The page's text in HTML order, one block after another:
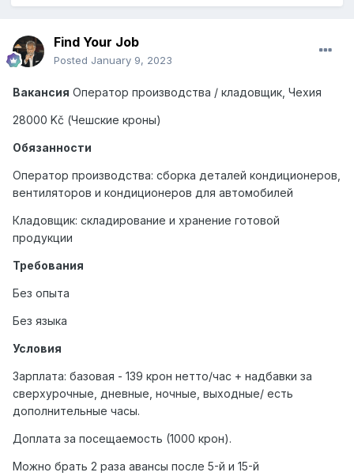
Find Your Job
Posted January 9, 2023
Вакансия Оператор производства / кладовщик, Чехия
28000 Kč (Чешские кроны)
Обязанности
Оператор производства: сборка деталей кондиционеров,
вентиляторов и кондиционеров для автомобилей
Кладовщик: складирование и хранение готовой
продукции
Требования
Без опыта
Без языка
Условия
Зарплата: базовая - 139 крон нетто/час + надбавки за
сверхурочные, дневные, ночные, выходные/ есть
дополнительные часы.
Доплата за посещаемость (1000 крон).
Можно брать 2 раза авансы после 5-й и 15-й